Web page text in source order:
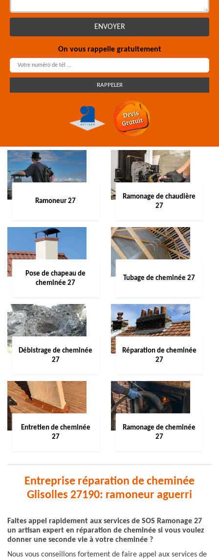
On vous rappelle gratuitement
Ramoneur 27
Ramonage de chaudière
27
Pose de chapeau de
cheminée 27
Tubage de cheminée 27
Débistrage de cheminée
27
Réparation de cheminée
27
Entretien de cheminée
27
Ramonage de cheminée
27
Entreprise réparation de cheminée
Glisolles 27190: ramoneur aguerri
Faites appel rapidement aux services de SOS Ramonage 27
un artisan expert en réparation de cheminée si vous voulez
donner une seconde vie à votre cheminée ?
Nous vous conseillons fortement de faire appel aux services de